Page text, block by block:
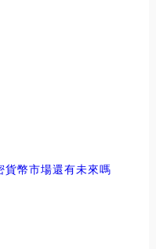
貨幣市場還有未來嗎